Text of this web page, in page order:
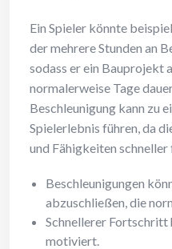
Ein Spieler könnte
der mehrere Stunden an
sodass er ein Bauprojekt
normalerweise Tage
Beschleunigung kann zu
Spielerlebnis führen, da
und Fähigkeiten schneller
Beschleunigungen
abzuschließen, die
Schnellerer Fortschritt
motiviert.